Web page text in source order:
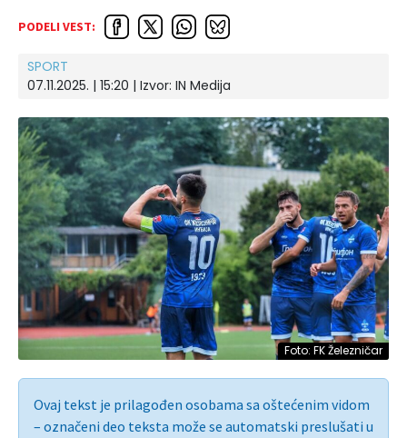
PODELI VEST:
SPORT
07.11.2025. | 15:20 | Izvor: IN Medija
Foto: FK Železničar
Ovaj tekst je prilagođen osobama sa oštećenim vidom
– označeni deo teksta može se automatski preslušati u